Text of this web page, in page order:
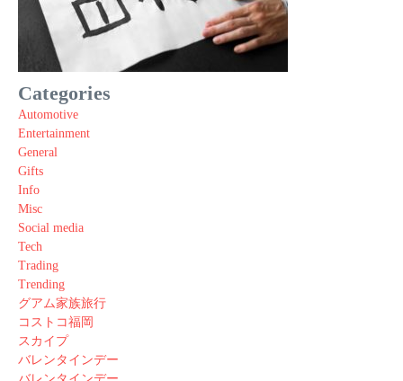
Categories
Automotive
Entertainment
General
Gifts
Info
Misc
Social media
Tech
Trading
Trending
グアム家族旅行
コストコ福岡
スカイプ
バレンタインデー